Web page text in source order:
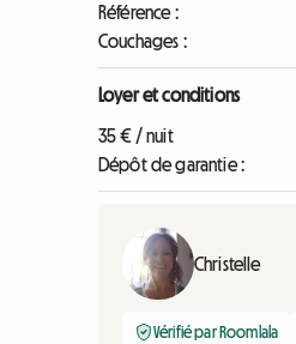
Référence :
Couchages :
Loyer et conditions
35 € / nuit
Dépôt de garantie :
Christelle
Vérifié par Roomlala